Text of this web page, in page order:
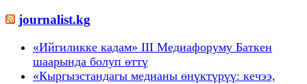
journalist.kg
«Ийгиликке кадам» III Медиафоруму Баткен
шаарында болуп өттү
«Кыргызстандагы медианы өнүктүрүү: кечээ,